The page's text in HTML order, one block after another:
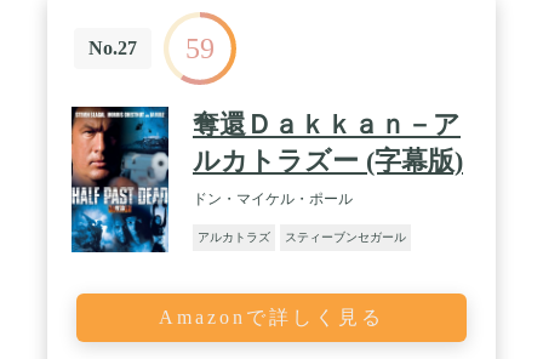
No.27 59
奪還Ｄａｋｋａｎ－ア
ルカトラズー (字幕版)
ドン・マイケル・ポール
アルカトラズ スティーブンセガール
Amazonで詳しく見る